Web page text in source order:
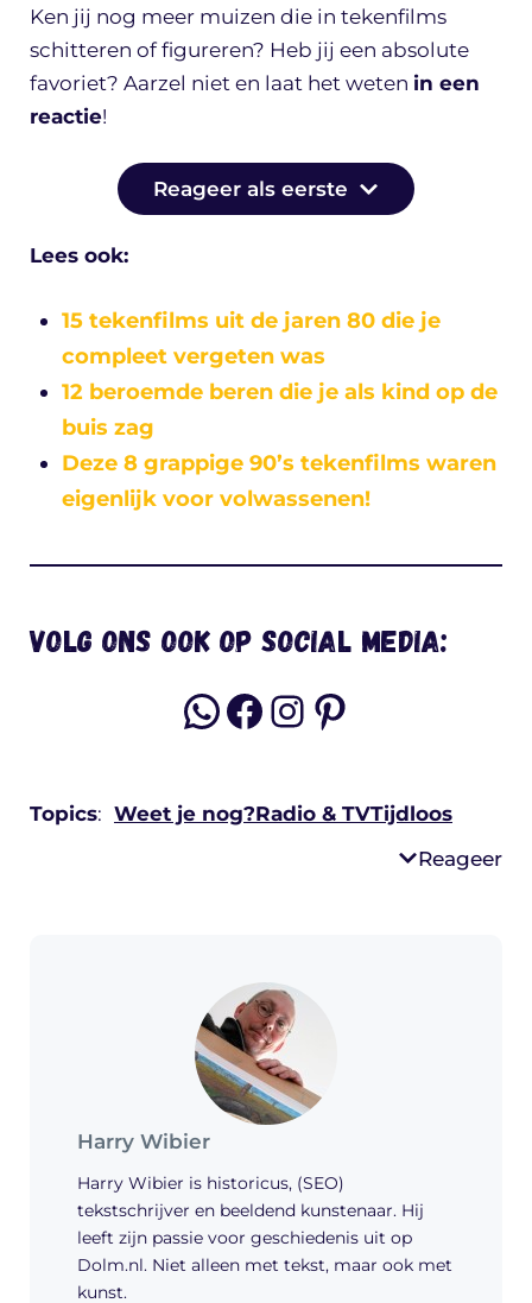
Ken jij nog meer muizen die in tekenfilms
schitteren of figureren? Heb jij een absolute
favoriet? Aarzel niet en laat het weten in een
reactie!
Reageer als eerste
Lees ook:
15 tekenfilms uit de jaren 80 die je
compleet vergeten was
12 beroemde beren die je als kind op de
buis zag
Deze 8 grappige 90’s tekenfilms waren
eigenlijk voor volwassenen!
Volg ons ook op social media:
WhatsApp
Facebook
Instagram
Pinterest
Topics: Weet je nog?Radio & TVTijdloos
Reageer
Harry Wibier
Harry Wibier is historicus, (SEO)
tekstschrijver en beeldend kunstenaar. Hij
leeft zijn passie voor geschiedenis uit op
Dolm.nl. Niet alleen met tekst, maar ook met
kunst.